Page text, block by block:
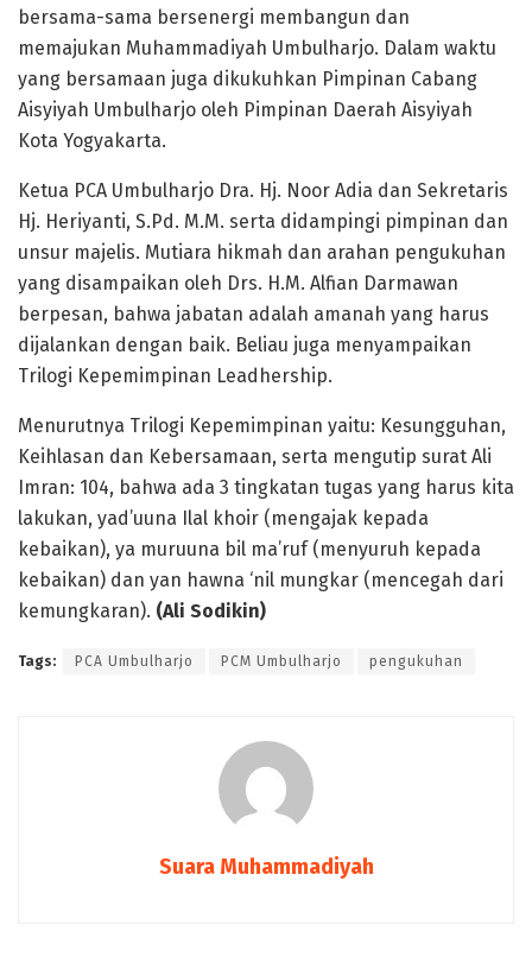
bersama-sama bersenergi membangun dan
memajukan Muhammadiyah Umbulharjo. Dalam waktu
yang bersamaan juga dikukuhkan Pimpinan Cabang
Aisyiyah Umbulharjo oleh Pimpinan Daerah Aisyiyah
Kota Yogyakarta.
Ketua PCA Umbulharjo Dra. Hj. Noor Adia dan Sekretaris
Hj. Heriyanti, S.Pd. M.M. serta didampingi pimpinan dan
unsur majelis. Mutiara hikmah dan arahan pengukuhan
yang disampaikan oleh Drs. H.M. Alfian Darmawan
berpesan, bahwa jabatan adalah amanah yang harus
dijalankan dengan baik. Beliau juga menyampaikan
Trilogi Kepemimpinan Leadhership.
Menurutnya Trilogi Kepemimpinan yaitu: Kesungguhan,
Keihlasan dan Kebersamaan, serta mengutip surat Ali
Imran: 104, bahwa ada 3 tingkatan tugas yang harus kita
lakukan, yad’uuna Ilal khoir (mengajak kepada
kebaikan), ya muruuna bil ma’ruf (menyuruh kepada
kebaikan) dan yan hawna ‘nil mungkar (mencegah dari
kemungkaran). (Ali Sodikin)
Tags: PCA Umbulharjo PCM Umbulharjo pengukuhan
Suara Muhammadiyah